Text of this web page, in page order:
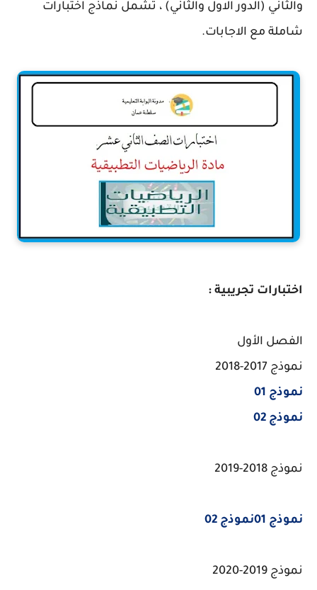
والثاني (الدور الاول والثاني) ، تشمل نماذج اختبارات
شاملة مع الاجابات.
اختبارات تجريبية :
الفصل الأول
نموذج 2017-2018
نموذج 01
نموذج 02
نموذج 2018-2019
نموذج 01 نموذج 02
نموذج 2019-2020